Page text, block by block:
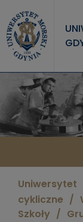
UNIWERSYTET
STUDIA
NAUKA
Uniwersytet
cykliczne
Szkoły